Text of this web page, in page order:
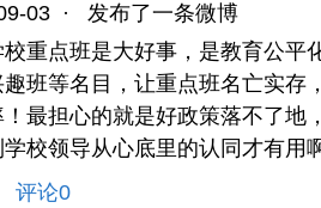
03 ·
发布了一条微博
重点班是大好事，是教育公平
班等名目，让重点班名亡实存
！最担心的就是好政策落不了地
校领导从心底里的认同才有用
评论0